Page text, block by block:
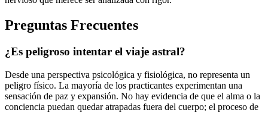
Preguntas Frecuentes
¿Es peligroso intentar el viaje astral?
Desde una perspectiva psicológica y fisiológica, no representa un
peligro físico. La mayoría de los practicantes experimentan una
sensación de paz y expansión. No hay evidencia de que el alma o la
conciencia puedan quedar atrapadas fuera del cuerpo; el proceso de